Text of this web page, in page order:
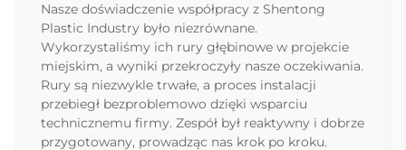
Nasze doświadczenie współpracy z Shentong
Plastic Industry było niezrównane.
Wykorzystaliśmy ich rury głębinowe w projekcie
miejskim, a wyniki przekroczyły nasze oczekiwania.
Rury są niezwykle trwałe, a proces instalacji
przebiegł bezproblemowo dzięki wsparciu
technicznemu firmy. Zespół był reaktywny i dobrze
przygotowany, prowadząc nas krok po kroku.